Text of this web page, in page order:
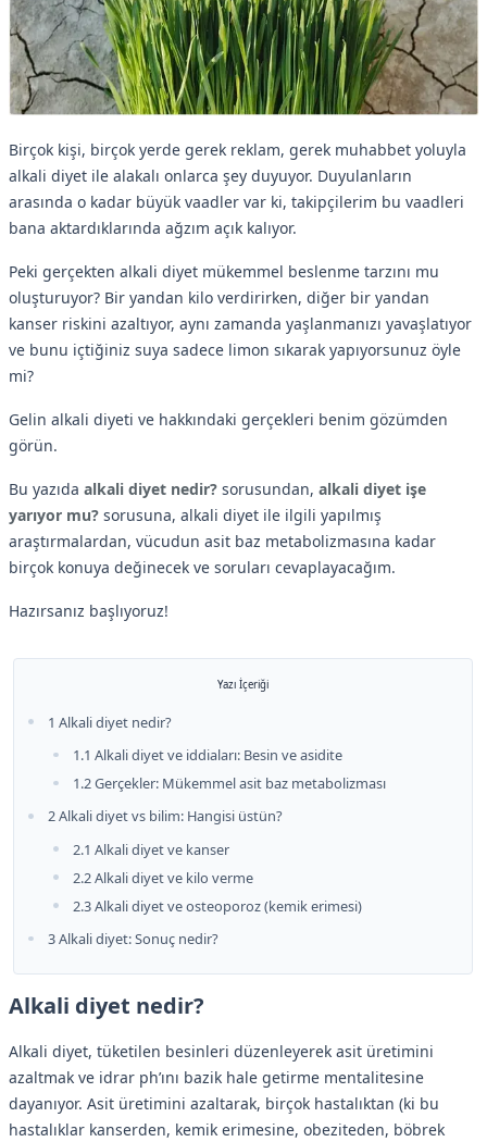
Birçok kişi, birçok yerde gerek reklam, gerek muhabbet yoluyla
alkali diyet ile alakalı onlarca şey duyuyor. Duyulanların
arasında o kadar büyük vaadler var ki, takipçilerim bu vaadleri
bana aktardıklarında ağzım açık kalıyor.
Peki gerçekten alkali diyet mükemmel beslenme tarzını mu
oluşturuyor? Bir yandan kilo verdirirken, diğer bir yandan
kanser riskini azaltıyor, aynı zamanda yaşlanmanızı yavaşlatıyor
ve bunu içtiğiniz suya sadece limon sıkarak yapıyorsunuz öyle
mi?
Gelin alkali diyeti ve hakkındaki gerçekleri benim gözümden
görün.
Bu yazıda alkali diyet nedir? sorusundan, alkali diyet işe
yarıyor mu? sorusuna, alkali diyet ile ilgili yapılmış
araştırmalardan, vücudun asit baz metabolizmasına kadar
birçok konuya değinecek ve soruları cevaplayacağım.
Hazırsanız başlıyoruz!
Yazı İçeriği
1 Alkali diyet nedir?
1.1 Alkali diyet ve iddiaları: Besin ve asidite
1.2 Gerçekler: Mükemmel asit baz metabolizması
2 Alkali diyet vs bilim: Hangisi üstün?
2.1 Alkali diyet ve kanser
2.2 Alkali diyet ve kilo verme
2.3 Alkali diyet ve osteoporoz (kemik erimesi)
3 Alkali diyet: Sonuç nedir?
Alkali diyet nedir?
Alkali diyet, tüketilen besinleri düzenleyerek asit üretimini
azaltmak ve idrar ph’ını bazik hale getirme mentalitesine
dayanıyor. Asit üretimini azaltarak, birçok hastalıktan (ki bu
hastalıklar kanserden, kemik erimesine, obeziteden, böbrek